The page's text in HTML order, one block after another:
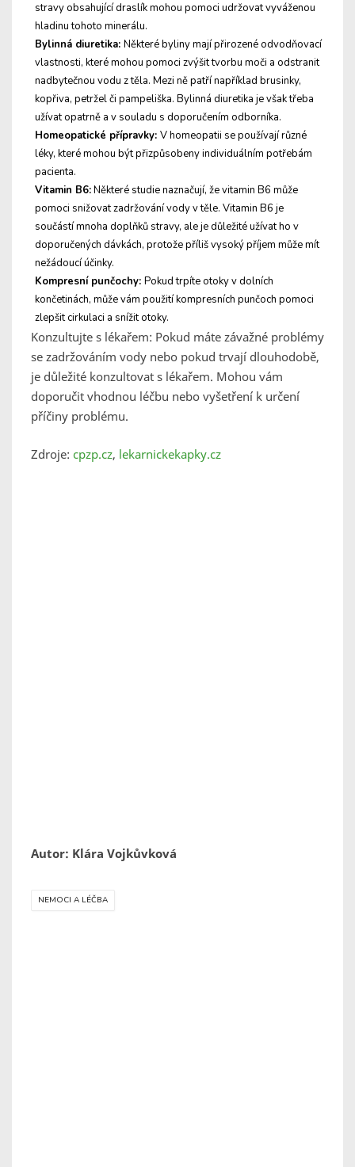
stravy obsahující draslík mohou pomoci udržovat vyváženou
hladinu tohoto minerálu.
Bylinná diuretika: Některé byliny mají přirozené odvodňovací
vlastnosti, které mohou pomoci zvýšit tvorbu moči a odstranit
nadbytečnou vodu z těla. Mezi ně patří například brusinky,
kopřiva, petržel či pampeliška. Bylinná diuretika je však třeba
užívat opatrně a v souladu s doporučením odborníka.
Homeopatické přípravky: V homeopatii se používají různé
léky, které mohou být přizpůsobeny individuálním potřebám
pacienta.
Vitamin B6:Některé studie naznačují, že vitamin B6 může
pomoci snižovat zadržování vody v těle. Vitamin B6 je
součástí mnoha doplňků stravy, ale je důležité užívat ho v
doporučených dávkách, protože příliš vysoký příjem může mít
nežádoucí účinky.
Kompresní punčochy: Pokud trpíte otoky v dolních
končetinách, může vám použití kompresních punčoch pomoci
zlepšit cirkulaci a snížit otoky.
Konzultujte s lékařem: Pokud máte závažné problémy
se zadržováním vody nebo pokud trvají dlouhodobě,
je důležité konzultovat s lékařem. Mohou vám
doporučit vhodnou léčbu nebo vyšetření k určení
příčiny problému.
Zdroje: cpzp.cz, lekarnickekapky.cz
Autor: Klára Vojkůvková
NEMOCI A LÉČBA